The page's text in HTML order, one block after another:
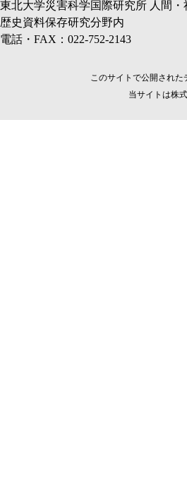
東北大学災害科学国際研究所 人間・
歴史資料保存研究分野内
電話・FAX：022-752-2143
このサイトで公開され
当サイトは株